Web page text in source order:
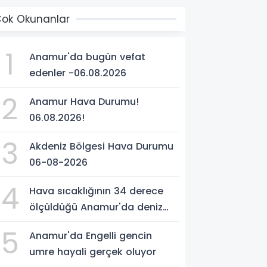
Okunanlar
1
Anamur'da bugün vefat
edenler -06.08.2026
2
Anamur Hava Durumu!
06.08.2026!
3
Akdeniz Bölgesi Hava Durumu
06-08-2026
4
Hava sıcaklığının 34 derece
ölçüldüğü Anamur'da deniz
gördü
5
Anamur'da Engelli gencin
umre hayali gerçek oluyor